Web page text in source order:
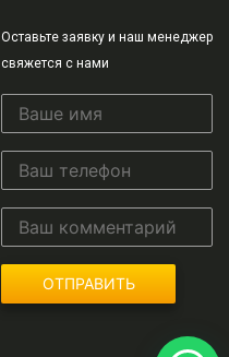
Оставьте заявку и наш менеджер
свяжется с нами
ОТПРАВИТЬ